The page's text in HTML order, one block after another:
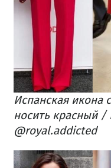
Испанская икона
носить красный
@royal.addicted